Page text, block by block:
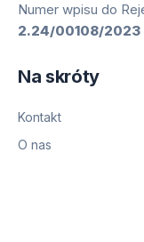
Numer wpisu do
2.24/00108/2023
Na skróty
Kontakt
O nas